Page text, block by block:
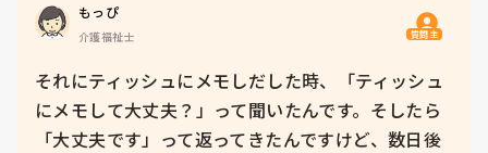
もっぴ
介護福祉士 質問主
それにティッシュにメモしだした時、「ティッシュ
にメモして大丈夫？」って聞いたんです。そしたら
「大丈夫です」って返ってきたんですけど、数日後